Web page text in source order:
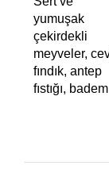
yumuşak
çekirdekli
meyveler,
fındık, antep
fıstığı, badem